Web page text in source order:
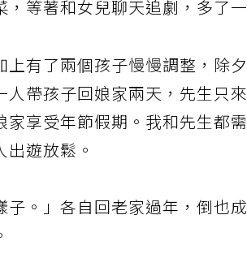
，等著和女兒聊天追劇，多了
上有了兩個孩子慢慢調整，除
帶孩子回娘家兩天，先生只
家享受年節假期。我和先生都
遊放鬆。
子。」各自回老家過年，倒也